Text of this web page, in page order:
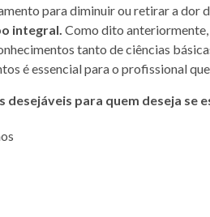
para diminuir ou retirar a dor
integral. Como dito anteriormente,
tanto de ciências
é essencial para o profissional
desejáveis para quem deseja se